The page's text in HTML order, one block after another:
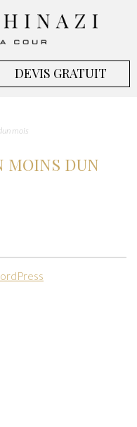
DEVIS GRATUIT
mois
MOINS DUN